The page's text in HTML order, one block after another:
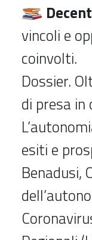
vincoli e
coinvolti.
Dossier.
di presa in
esiti e
Benadusi,